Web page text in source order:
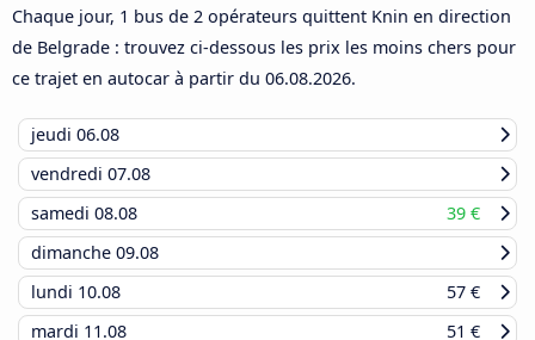
Chaque jour, 1 bus de 2 opérateurs quittent Knin en direction
de Belgrade : trouvez ci-dessous les prix les moins chers pour
ce trajet en autocar à partir du 06.08.2026.
jeudi 06.08
vendredi 07.08
samedi 08.08
39 €
dimanche 09.08
lundi 10.08
57 €
mardi 11.08
51 €